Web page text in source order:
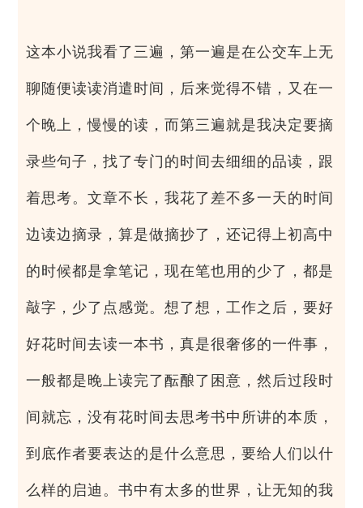
这本小说我看了三遍，第一遍是在公交车上无
聊随便读读消遣时间，后来觉得不错，又在一
个晚上，慢慢的读，而第三遍就是我决定要摘
录些句子，找了专门的时间去细细的品读，跟
着思考。文章不长，我花了差不多一天的时间
边读边摘录，算是做摘抄了，还记得上初高中
的时候都是拿笔记，现在笔也用的少了，都是
敲字，少了点感觉。想了想，工作之后，要好
好花时间去读一本书，真是很奢侈的一件事，
一般都是晚上读完了酝酿了困意，然后过段时
间就忘，没有花时间去思考书中所讲的本质，
到底作者要表达的是什么意思，要给人们以什
么样的启迪。书中有太多的世界，让无知的我